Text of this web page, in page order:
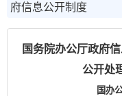
府信息公开制度
国务院办公厅政府
公开处
国办